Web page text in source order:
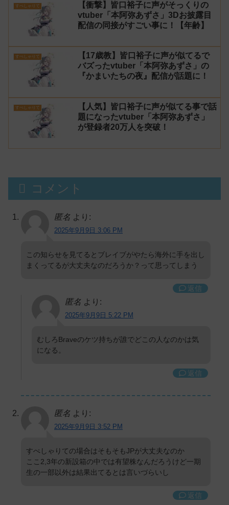
すぺしゃりて
【衝撃】皆口裕子に声がそっくりの
vtuber「本阿弥あずさ」3Dお披露目
配信の同接がすごい事に！【年齢】
すぺしゃりて
【17歳教】皆口裕子に声が似てるで
バズったvtuber「本阿弥あずさ」の
『かまいたちの夜』配信が話題に！
すぺしゃりて
【人気】皆口裕子に声が似てる事で話
題になったvtuber「本阿弥あずさ」
が登録者20万人を突破！
コメント
匿名 より:
2025年9月9日 3:06 PM
この知らせを見てるとブレイブがやたら海外に手を出し
まくってるが大丈夫なのだろうか？って思ってしまう
返信
匿名 より:
2025年9月9日 5:22 PM
むしろBraveのケツ持ちが誰でどこの人なのかは気
になる。
返信
匿名 より:
2025年9月9日 3:52 PM
すぺしゃりての場合はそもそもJPが大丈夫なのか
ここ2,3年の新設箱の中では有望株なんだろうけど一期
生の一部以外は結果出てるとは言いづらいし
返信